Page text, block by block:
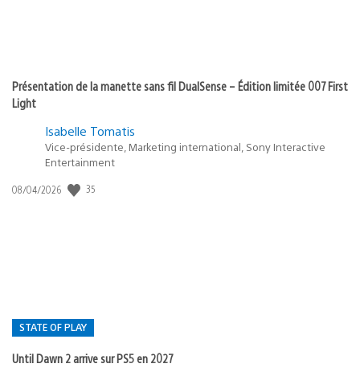
Présentation de la manette sans fil DualSense – Édition limitée 007 First
Light
Isabelle Tomatis
Vice-présidente, Marketing international, Sony Interactive
Entertainment
Date
08/04/2026 35
STATE OF PLAY
Until Dawn 2 arrive sur PS5 en 2027